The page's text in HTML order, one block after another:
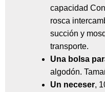
capacidad
rosca
succión y
transporte.
Una bolsa
algodón.
Un neceser,